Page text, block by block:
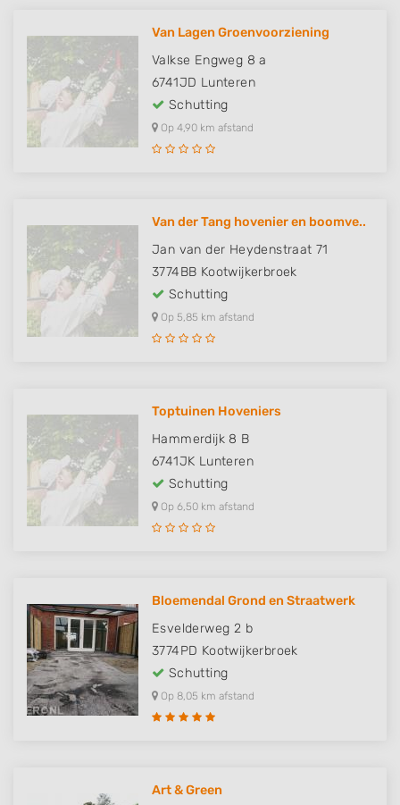
Van Lagen Groenvoorziening
Valkse Engweg 8 a
6741JD Lunteren
Schutting
Op 4,90 km afstand
Van der Tang hovenier en boomve..
Jan van der Heydenstraat 71
3774BB Kootwijkerbroek
Schutting
Op 5,85 km afstand
Toptuinen Hoveniers
Hammerdijk 8 B
6741JK Lunteren
Schutting
Op 6,50 km afstand
Bloemendal Grond en Straatwerk
Esvelderweg 2 b
3774PD Kootwijkerbroek
Schutting
Op 8,05 km afstand
Art & Green